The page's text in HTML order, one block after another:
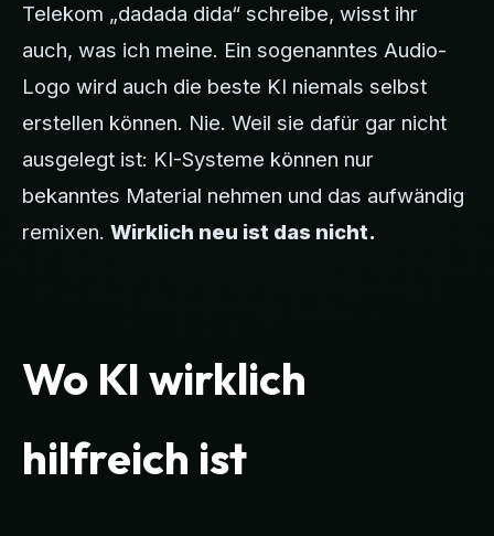
Telekom „dadada dida“ schreibe, wisst ihr
auch, was ich meine. Ein sogenanntes Audio-
Logo wird auch die beste KI niemals selbst
erstellen können. Nie. Weil sie dafür gar nicht
ausgelegt ist: KI-Systeme können nur
bekanntes Material nehmen und das aufwändig
remixen. Wirklich neu ist das nicht.
Wo KI wirklich
hilfreich ist